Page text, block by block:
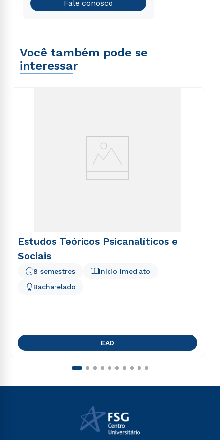
Teste vocacional
Fale conosco
Você também pode se
interessar
Estudos Teóricos Psicanalíticos e
Sociais
Início Imediato
8 semestres
Bacharelado
EAD